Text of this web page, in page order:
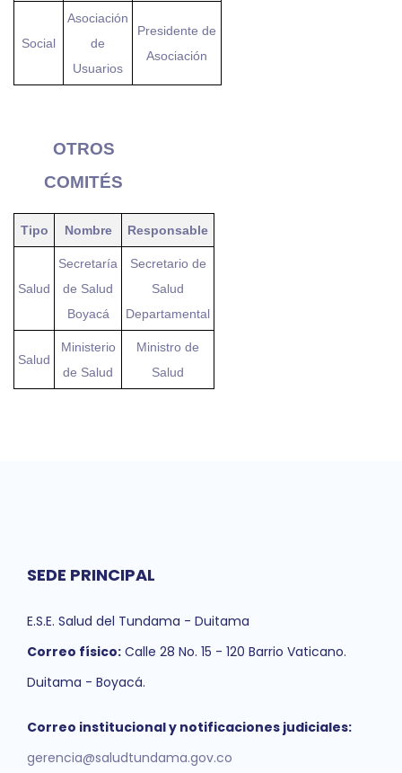
Social
Asociación
de
Usuarios
Presidente de
Asociación
OTROS
COMITÉS
Tipo Nombre Responsable
Salud
Secretaría
de Salud
Boyacá
Secretario de
Salud
Departamental
Salud
Ministerio
de Salud
Ministro de
Salud
SEDE PRINCIPAL
E.S.E. Salud del Tundama - Duitama
Correo físico: Calle 28 No. 15 - 120 Barrio Vaticano.
Duitama - Boyacá.
Correo institucional y notificaciones judiciales:
gerencia@saludtundama.gov.co